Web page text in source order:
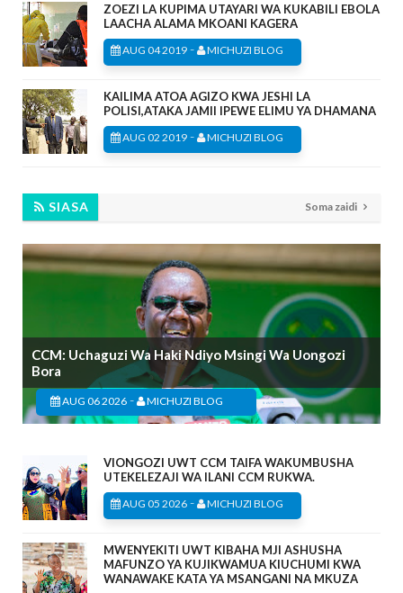
ZOEZI LA KUPIMA UTAYARI WA KUKABILI EBOLA
LAACHA ALAMA MKOANI KAGERA
AUG 04 2019 - MICHUZI BLOG
KAILIMA ATOA AGIZO KWA JESHI LA
POLISI,ATAKA JAMII IPEWE ELIMU YA DHAMANA
AUG 02 2019 - MICHUZI BLOG
SIASA Soma zaidi
CCM: Uchaguzi Wa Haki Ndiyo Msingi Wa Uongozi
Bora
AUG 06 2026 - MICHUZI BLOG
VIONGOZI UWT CCM TAIFA WAKUMBUSHA
UTEKELEZAJI WA ILANI CCM RUKWA.
AUG 05 2026 - MICHUZI BLOG
MWENYEKITI UWT KIBAHA MJI ASHUSHA
MAFUNZO YA KUJIKWAMUA KIUCHUMI KWA
WANAWAKE KATA YA MSANGANI NA MKUZA